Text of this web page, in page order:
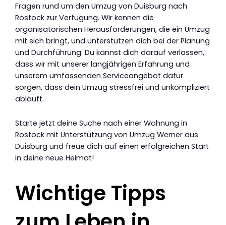
Fragen rund um den Umzug von Duisburg nach
Rostock zur Verfügung. Wir kennen die
organisatorischen Herausforderungen, die ein Umzug
mit sich bringt, und unterstützen dich bei der Planung
und Durchführung. Du kannst dich darauf verlassen,
dass wir mit unserer langjährigen Erfahrung und
unserem umfassenden Serviceangebot dafür
sorgen, dass dein Umzug stressfrei und unkompliziert
abläuft.
Starte jetzt deine Suche nach einer Wohnung in
Rostock mit Unterstützung von Umzug Werner aus
Duisburg und freue dich auf einen erfolgreichen Start
in deine neue Heimat!
Wichtige Tipps